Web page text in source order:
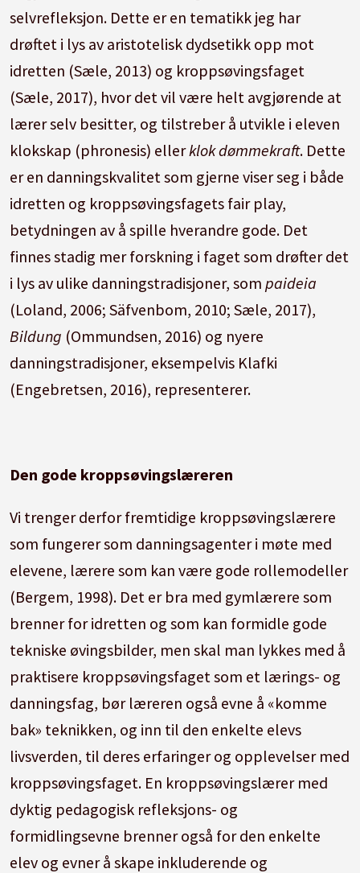
selvrefleksjon. Dette er en tematikk jeg har
drøftet i lys av aristotelisk dydsetikk opp mot
idretten (Sæle, 2013) og kroppsøvingsfaget
(Sæle, 2017), hvor det vil være helt avgjørende at
lærer selv besitter, og tilstreber å utvikle i eleven
klokskap (phronesis) ellerklok dømmekraft. Dette
er en danningskvalitet som gjerne viser seg i både
idretten og kroppsøvingsfagets fair play,
betydningen av å spille hverandre gode. Det
finnes stadig mer forskning i faget som drøfter det
i lys av ulike danningstradisjoner, sompaideia
(Loland, 2006; Säfvenbom, 2010; Sæle, 2017),
Bildung (Ommundsen, 2016) og nyere
danningstradisjoner, eksempelvis Klafki
(Engebretsen, 2016), representerer.
Den gode kroppsøvingslæreren
Vi trenger derfor fremtidige kroppsøvingslærere
som fungerer som danningsagenter i møte med
elevene, lærere som kan være gode rollemodeller
(Bergem, 1998). Det er bra med gymlærere som
brenner for idretten og som kan formidle gode
tekniske øvingsbilder, men skal man lykkes med å
praktisere kroppsøvingsfaget som et lærings- og
danningsfag, bør læreren også evne å «komme
bak» teknikken, og inn til den enkelte elevs
livsverden, til deres erfaringer og opplevelser med
kroppsøvingsfaget. En kroppsøvingslærer med
dyktig pedagogisk refleksjons- og
formidlingsevne brenner også for den enkelte
elev og evner å skape inkluderende og